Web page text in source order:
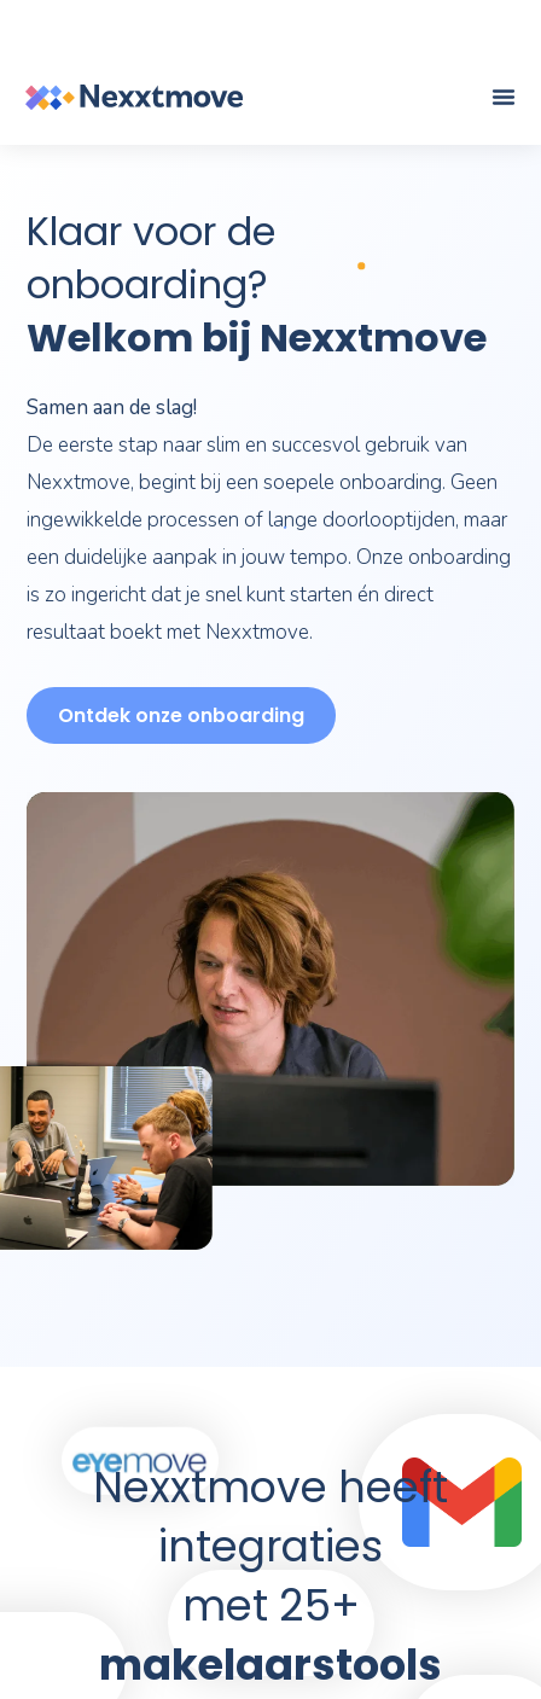
Klaar voor de
onboarding?
Welkom bij Nexxtmove
Samen aan de slag!
De eerste stap naar slim en succesvol gebruik van
Nexxtmove, begint bij een soepele onboarding. Geen
ingewikkelde processen of lange doorlooptijden, maar
een duidelijke aanpak in jouw tempo. Onze onboarding
is zo ingericht dat je snel kunt starten én direct
resultaat boekt met Nexxtmove.
Ontdek onze onboarding
Nexxtmove heeft
integraties
met 25+
makelaarstools